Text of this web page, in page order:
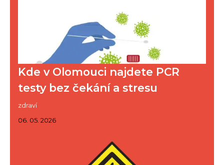
Kde v Olomouci najdete PCR
testy bez čekání a stresu
zdraví
06. 05. 2026